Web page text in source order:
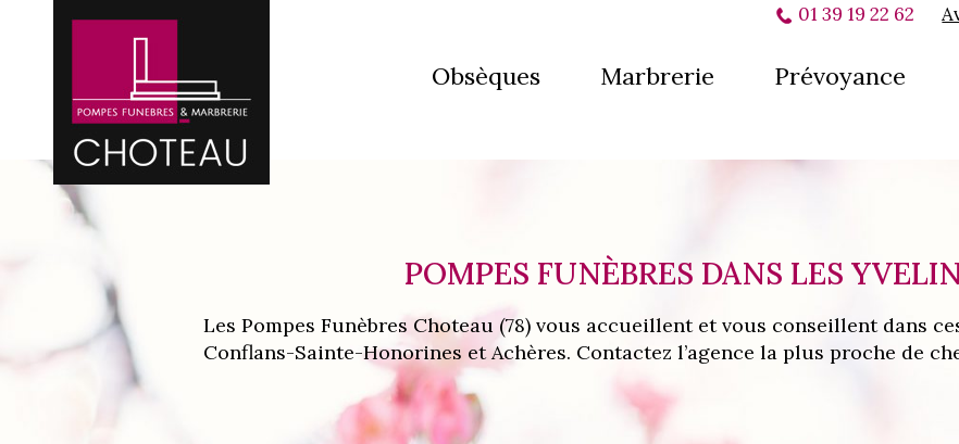
01 39 19 22 62
Obsèques Marbrerie Prévoyance
POMPES FUNÈBRES DANS LES
Les Pompes Funèbres Choteau (78) vous accueillent et vous conseillent dans
Conflans-Sainte-Honorines et Achères. Contactez l’agence la plus proche de